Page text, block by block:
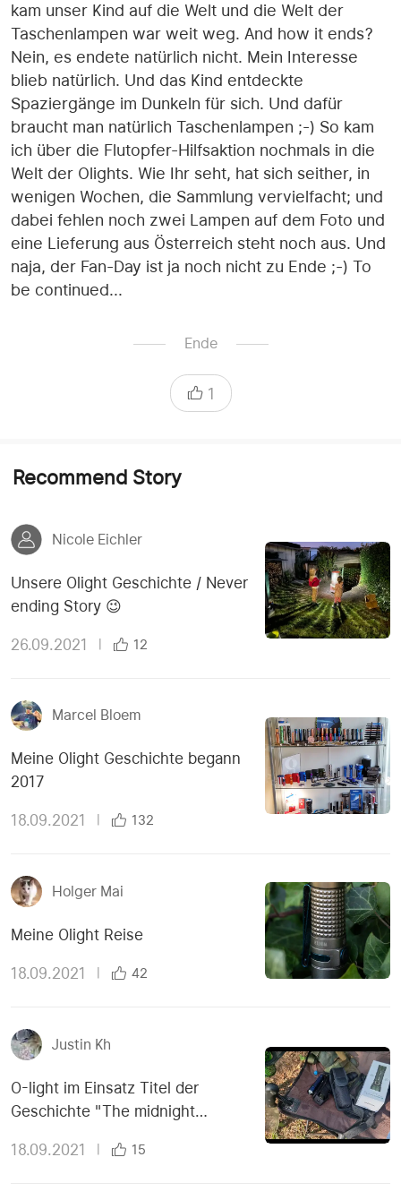
kam unser Kind auf die Welt und die Welt der
Taschenlampen war weit weg. And how it ends?
Nein, es endete natürlich nicht. Mein Interesse
blieb natürlich. Und das Kind entdeckte
Spaziergänge im Dunkeln für sich. Und dafür
braucht man natürlich Taschenlampen ;-) So kam
ich über die Flutopfer-Hilfsaktion nochmals in die
Welt der Olights. Wie Ihr seht, hat sich seither, in
wenigen Wochen, die Sammlung vervielfacht; und
dabei fehlen noch zwei Lampen auf dem Foto und
eine Lieferung aus Österreich steht noch aus. Und
naja, der Fan-Day ist ja noch nicht zu Ende ;-) To
be continued...
Ende
1
Recommend Story
Nicole Eichler
Unsere Olight Geschichte / Never
ending Story 😉
26.09.2021 | 12
Marcel Bloem
Meine Olight Geschichte begann
2017
18.09.2021 132
Holger Mai
Meine Olight Reise
18.09.2021 42
Justin Kh
O-light im Einsatz Titel der
Geschichte "The midnight
18.09.2021 15